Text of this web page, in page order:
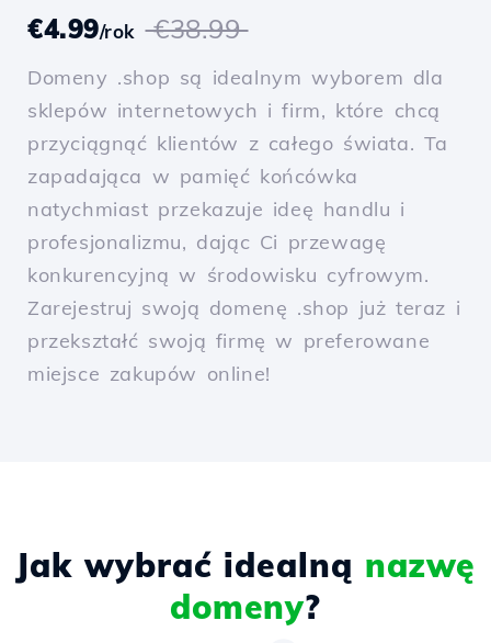
€4.99/rok €38.99
Domeny .shop są idealnym wyborem dla
sklepów internetowych i firm, które chcą
przyciągnąć klientów z całego świata. Ta
zapadająca w pamięć końcówka
natychmiast przekazuje ideę handlu i
profesjonalizmu, dając Ci przewagę
konkurencyjną w środowisku cyfrowym.
Zarejestruj swoją domenę .shop już teraz i
przekształć swoją firmę w preferowane
miejsce zakupów online!
Jak wybrać idealną nazwę
domeny?